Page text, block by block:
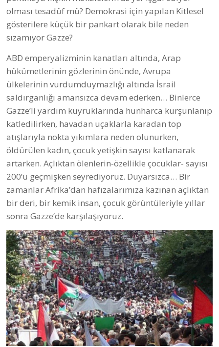
olması tesadüf mü? Demokrasi için yapılan Kitlesel
gösterilere küçük bir pankart olarak bile neden
sızamıyor Gazze?
ABD emperyalizminin kanatları altında, Arap
hükümetlerinin gözlerinin önünde, Avrupa
ülkelerinin vurdumduymazlığı altında İsrail
saldırganlığı amansızca devam ederken… Binlerce
Gazze’li yardım kuyruklarında hunharca kurşunlanıp
katledilirken, havadan uçaklarla karadan top
atışlarıyla nokta yıkımlara neden olunurken,
öldürülen kadın, çocuk yetişkin sayısı katlanarak
artarken. Açlıktan ölenlerin-özellikle çocuklar- sayısı
200’ü geçmişken seyrediyoruz. Duyarsızca… Bir
zamanlar Afrika’dan hafızalarımıza kazınan açlıktan
bir deri, bir kemik insan, çocuk görüntüleriyle yıllar
sonra Gazze’de karşılaşıyoruz.